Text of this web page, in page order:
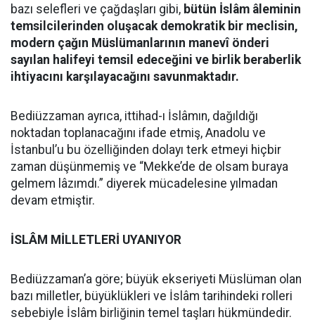
bazı selefleri ve çağdaşları gibi, bütün İslâm âleminin
temsilcilerinden oluşacak demokratik bir meclisin,
modern çağın Müslümanlarının manevî önderi
sayılan halifeyi temsil edeceğini ve birlik beraberlik
ihtiyacını karşılayacağını savunmaktadır.
Bediüzzaman ayrıca, ittihad-ı İslâmın, dağıldığı
noktadan toplanacağını ifade etmiş, Anadolu ve
İstanbul’u bu özelliğinden dolayı terk etmeyi hiçbir
zaman düşünmemiş ve “Mekke’de de olsam buraya
gelmem lâzımdı.” diyerek mücadelesine yılmadan
devam etmiştir.
İSLÂM MİLLETLERİ UYANIYOR
Bediüzzaman’a göre; büyük ekseriyeti Müslüman olan
bazı milletler, büyüklükleri ve İslâm tarihindeki rolleri
sebebiyle İslâm birliğinin temel taşları hükmündedir.